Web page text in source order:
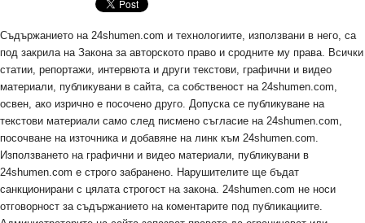
Съдържанието на 24shumen.com и технологиите, използвани в него, са
под закрила на Закона за авторското право и сродните му права. Всички
статии, репортажи, интервюта и други текстови, графични и видео
материали, публикувани в сайта, са собственост на 24shumen.com,
освен, ако изрично е посочено друго. Допуска се публикуване на
текстови материали само след писмено съгласие на 24shumen.com,
посочване на източника и добавяне на линк към 24shumen.com.
Използването на графични и видео материали, публикувани в
24shumen.com е строго забранено. Нарушителите ще бъдат
санкционирани с цялата строгост на закона. 24shumen.com не носи
отговорност за съдържанието на коментарите под публикациите.